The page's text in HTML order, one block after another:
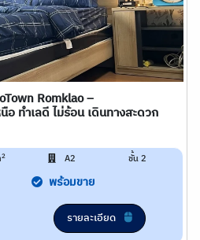
Romklao –
ทำเลดี ไม่ร้อน เดินทางสะดวก
2 A2 ชั้น 2
พร้อมขาย
รายละเอียด